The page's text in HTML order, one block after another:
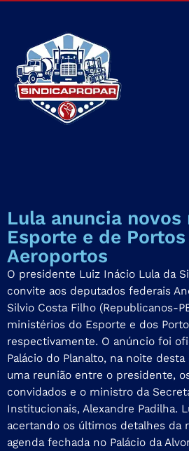
Lula anuncia
Esporte e de
Aeroportos
O presidente Luiz Inácio Lula da
convite aos deputados federais
Silvio Costa Filho (Republicanos-
ministérios do Esporte e dos
respectivamente. O anúncio foi
Palácio do Planalto, na noite
uma reunião entre o presidente,
convidados e o ministro da
Institucionais, Alexandre Padilha.
acertando os últimos detalhes da
agenda fechada no Palácio da